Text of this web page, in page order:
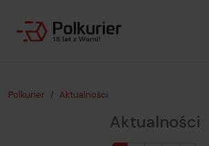
Polkurier Aktualności
Aktualności